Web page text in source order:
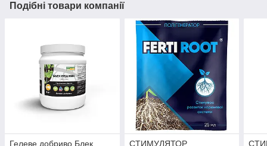
Подібні товари компанії
Гелеве добриво Блек
СТИМУЛЯТОР